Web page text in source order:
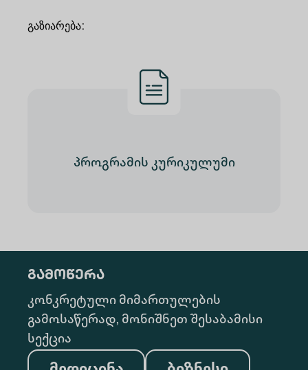
გაზიარება:
პროგრამის კურიკულუმი
გამოწერა
კონკრეტული მიმართულების
გამოსაწერად, მონიშნეთ შესაბამისი
სექცია